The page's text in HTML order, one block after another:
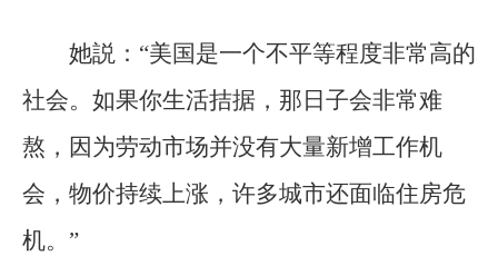
她説：“美国是一个不平等程度非常高的
社会。如果你生活拮据，那日子会非常难
熬，因为劳动市场并没有大量新增工作机
会，物价持续上涨，许多城市还面临住房危
机。”